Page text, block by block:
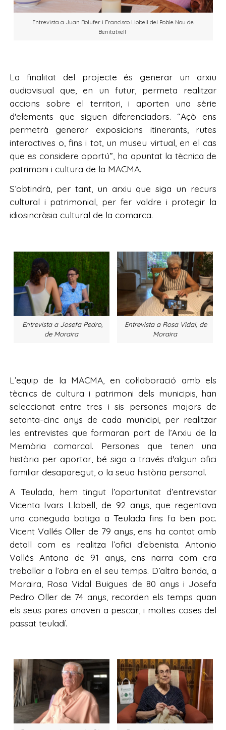
Entrevista a Juan Bolufer i Francisco Llobell del Poble Nou de
Benitatxell
La finalitat del projecte és generar un arxiu
audiovisual que, en un futur, permeta realitzar
accions sobre el territori, i aporten una sèrie
d'elements que siguen diferenciadors. “Açò ens
permetrà generar exposicions itinerants, rutes
interactives o, fins i tot, un museu virtual, en el cas
que es considere oportú”, ha apuntat la tècnica de
patrimoni i cultura de la MACMA.
S’obtindrà, per tant, un arxiu que siga un recurs
cultural i patrimonial, per fer valdre i protegir la
idiosincràsia cultural de la comarca.
Entrevista a Josefa Pedro,
de Moraira
Entrevista a Rosa Vidal, de
Moraira
L’equip de la MACMA, en col·laboració amb els
tècnics de cultura i patrimoni dels municipis, han
seleccionat entre tres i sis persones majors de
setanta-cinc anys de cada municipi, per realitzar
les entrevistes que formaran part de l’Arxiu de la
Memòria comarcal. Persones que tenen una
història per aportar, bé siga a través d'algun ofici
familiar desaparegut, o la seua història personal.
A Teulada, hem tingut l’oportunitat d’entrevistar
Vicenta Ivars Llobell, de 92 anys, que regentava
una coneguda botiga a Teulada fins fa ben poc.
Vicent Vallés Oller de 79 anys, ens ha contat amb
detall com es realitza l’ofici d'ebenista. Antonio
Vallés Antona de 91 anys, ens narra com era
treballar a l’obra en el seu temps. D’altra banda, a
Moraira, Rosa Vidal Buigues de 80 anys i Josefa
Pedro Oller de 74 anys, recorden els temps quan
els seus pares anaven a pescar, i moltes coses del
passat teuladí.